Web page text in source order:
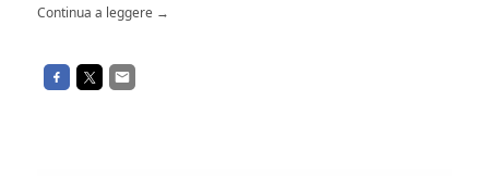
Continua a leggere →